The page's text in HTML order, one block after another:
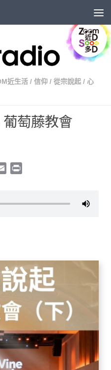
近生活 / 信仰 / 從宗說起 / 心
萄藤教會
Email